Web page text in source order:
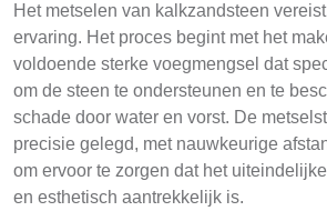
Het metselen van kalkzandsteen
ervaring. Het proces begint met het
voldoende sterke voegmengsel dat
om de steen te ondersteunen en te
schade door water en vorst. De
precisie gelegd, met nauwkeurige
om ervoor te zorgen dat het
en esthetisch aantrekkelijk is.